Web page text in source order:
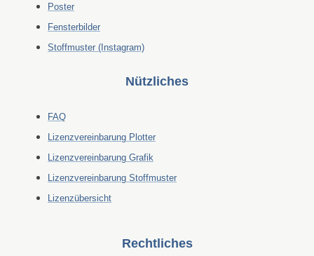
Poster
Fensterbilder
Stoffmuster (Instagram)
Nützliches
FAQ
Lizenzvereinbarung Plotter
Lizenzvereinbarung Grafik
Lizenzvereinbarung Stoffmuster
Lizenzübersicht
Rechtliches